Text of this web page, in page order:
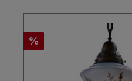
Rabatt
%